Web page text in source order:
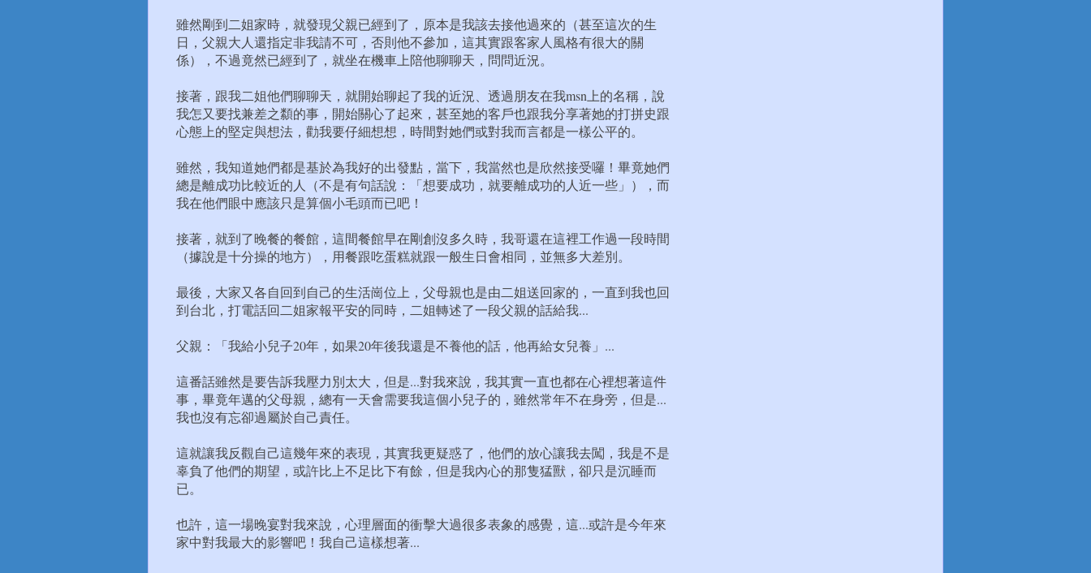
雖然剛到二姐家時，就發現父親已經到了，原本是我該去接他過來的（甚至這次的生
日，父親大人還指定非我請不可，否則他不參加，這其實跟客家人風格有很大的關
係），不過竟然已經到了，就坐在機車上陪他聊聊天，問問近況。
接著，跟我二姐他們聊聊天，就開始聊起了我的近況、透過朋友在我msn上的名稱，說
我怎又要找兼差之纇的事，開始關心了起來，甚至她的客戶也跟我分享著她的打拼史跟
心態上的堅定與想法，勸我要仔細想想，時間對她們或對我而言都是一樣公平的。
雖然，我知道她們都是基於為我好的出發點，當下，我當然也是欣然接受囉！畢竟她們
總是離成功比較近的人（不是有句話說：「想要成功，就要離成功的人近一些」），而
我在他們眼中應該只是算個小毛頭而已吧！
接著，就到了晚餐的餐館，這間餐館早在剛創沒多久時，我哥還在這裡工作過一段時間
（據說是十分操的地方），用餐跟吃蛋糕就跟一般生日會相同，並無多大差別。
最後，大家又各自回到自己的生活崗位上，父母親也是由二姐送回家的，一直到我也回
到台北，打電話回二姐家報平安的同時，二姐轉述了一段父親的話給我...
父親：「我給小兒子20年，如果20年後我還是不養他的話，他再給女兒養」...
這番話雖然是要告訴我壓力別太大，但是...對我來說，我其實一直也都在心裡想著這件
事，畢竟年邁的父母親，總有一天會需要我這個小兒子的，雖然常年不在身旁，但是...
我也沒有忘卻過屬於自己責任。
這就讓我反觀自己這幾年來的表現，其實我更疑惑了，他們的放心讓我去闖，我是不是
辜負了他們的期望，或許比上不足比下有餘，但是我內心的那隻猛獸，卻只是沉睡而
已。
也許，這一場晚宴對我來說，心理層面的衝擊大過很多表象的感覺，這...或許是今年來
家中對我最大的影響吧！我自己這樣想著...